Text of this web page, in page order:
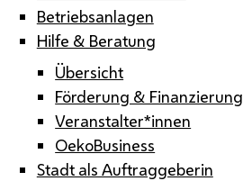
Betriebsanlagen
Hilfe & Beratung
Übersicht
Förderung & Finanzierung
Veranstalter*innen
OekoBusiness
Stadt als Auftraggeberin